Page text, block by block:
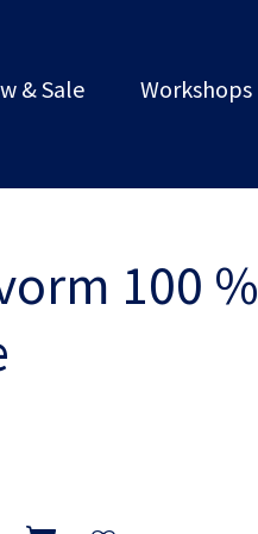
& Sale Workshops
100 %